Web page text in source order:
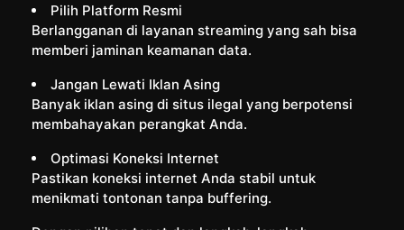
Pilih Platform Resmi
Berlangganan di layanan streaming yang sah bisa
memberi jaminan keamanan data.
Jangan Lewati Iklan Asing
Banyak iklan asing di situs ilegal yang berpotensi
membahayakan perangkat Anda.
Optimasi Koneksi Internet
Pastikan koneksi internet Anda stabil untuk
menikmati tontonan tanpa buffering.